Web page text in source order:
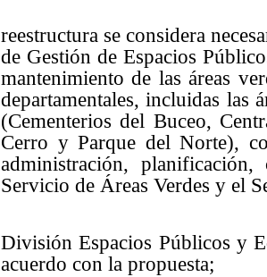
reestructura se considera
de Gestión de Espacios
mantenimiento de las áreas
departamentales, incluidas las
(Cementerios del Buceo,
Cerro y Parque del Norte),
administración,
Servicio de Áreas Verdes y el
División Espacios Públicos y
acuerdo con la propuesta;